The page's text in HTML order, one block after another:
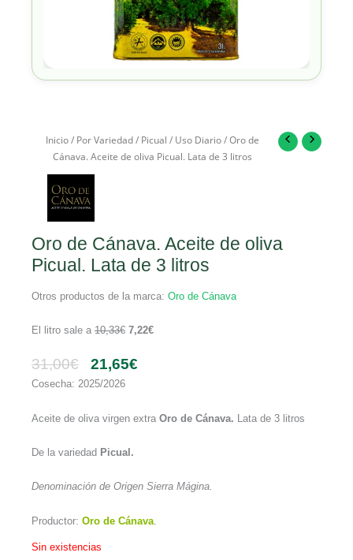
Inicio/ Por Variedad/ Picual / Uso Diario/ Oro de
Cánava. Aceite de oliva Picual. Lata de 3 litros
Oro de Cánava. Aceite de oliva
Picual. Lata de 3 litros
Otros productos de la marca: Oro de Cánava
El litro sale a 10,33€ 7,22€
31,00€ 21,65€
Cosecha: 2025/2026
Aceite de oliva virgen extra Oro de Cánava. Lata de 3 litros
De la variedad Picual.
Denominación de Origen Sierra Mágina.
Productor: Oro de Cánava
Sin existencias